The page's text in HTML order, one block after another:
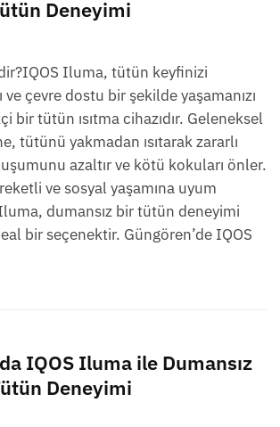
Deneyimi
Iluma, tütün keyfinizi
ve çevre dostu bir şekilde yaşamanızı
bir tütün ısıtma cihazıdır. Geleneksel
tütünü yakmadan ısıtarak zararlı
azaltır ve kötü kokuları önler.
ve sosyal yaşamına uyum
dumansız bir tütün deneyimi
bir seçenektir. Güngören’de IQOS
IQOS Iluma ile Dumansız
Deneyimi